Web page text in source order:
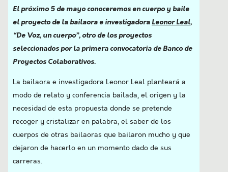
El próximo 5 de mayo conoceremos en cuerpo y baile
el proyectode la bailaora e investigadora Leonor Leal,
“De Voz, un cuerpo”, otro de los proyectos
seleccionados por la primera convocatoria de Banco de
Proyectos Colaborativos.
La bailaora e investigadora Leonor Leal planteará a
modo de relato y conferencia bailada, el origen y la
necesidad de esta propuesta donde se pretende
recoger y cristalizar en palabra, el saber de los
cuerpos de otras bailaoras que bailaron mucho y que
dejaron de hacerlo en un momento dado de sus
carreras.